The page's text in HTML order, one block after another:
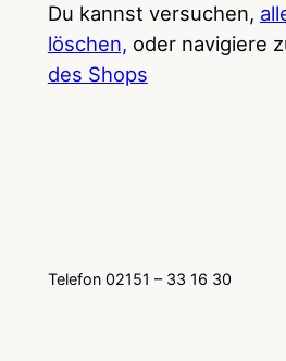
Du kannst versuchen,
löschen, oder navigiere
des Shops
Telefon 02151 – 33 16 30